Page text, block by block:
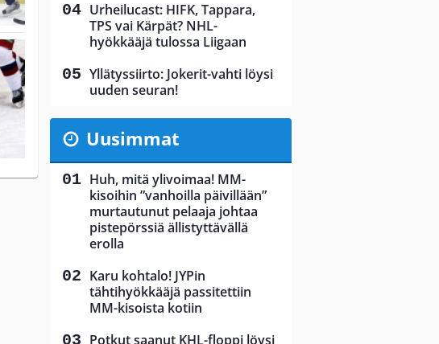
Urheilucast: HIFK, Tappara,
TPS vai Kärpät? NHL-
hyökkääjä tulossa Liigaan
Yllätyssiirto: Jokerit-vahti löysi
uuden seuran!
Uusimmat
Huh, mitä ylivoimaa! MM-
kisoihin ”vanhoilla päivillään”
murtautunut pelaaja johtaa
pistepörssiä ällistyttävällä
erolla
Karu kohtalo! JYPin
tähtihyökkääjä passitettiin
MM-kisoista kotiin
Potkut saanut KHL-floppi löysi